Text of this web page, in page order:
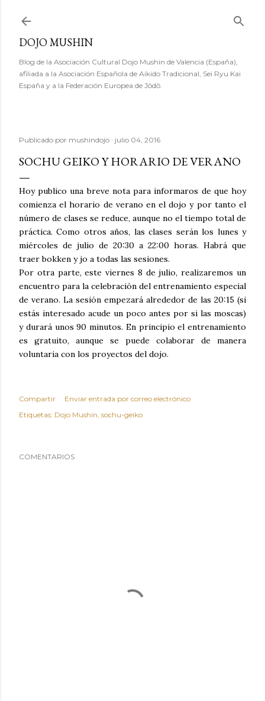
DOJO MUSHIN
Blog de la Asociación Cultural Dojo Mushin de Valencia (España),
afiliada a la Asociación Española de Aikido Tradicional, Sei Ryu Kai
España y a la Federación Europea de Jôdô.
Publicado por mushindojo julio 04, 2016
SOCHU GEIKO Y HORARIO DE VERANO
Hoy publico una breve nota para informaros de que hoy
comienza el horario de verano en el dojo y por tanto el
número de clases se reduce, aunque no el tiempo total de
práctica. Como otros años, las clases serán los lunes y
miércoles de julio de 20:30 a 22:00 horas. Habrá que
traer bokken y jo a todas las sesiones.
Por otra parte, este viernes 8 de julio, realizaremos un
encuentro para la celebración del entrenamiento especial
de verano. La sesión empezará alrededor de las 20:15 (si
estás interesado acude un poco antes por si las moscas)
y durará unos 90 minutos. En principio el entrenamiento
es gratuito, aunque se puede colaborar de manera
voluntaria con los proyectos del dojo.
Compartir
Enviar entrada por correo electrónico
Etiquetas: Dojo Mushin sochu-geiko
COMENTARIOS